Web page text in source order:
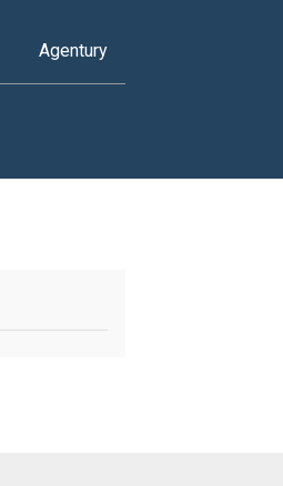
Agentury